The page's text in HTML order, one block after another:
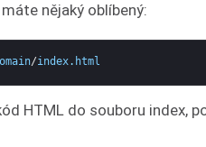
nějaký oblíbený:
/index. html
HTML do souboru index,